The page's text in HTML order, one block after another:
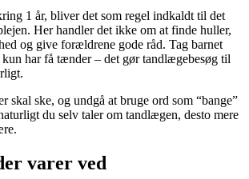
1 år, bliver det som regel indkaldt til det
Her handler det ikke om at finde huller,
og give forældrene gode råd. Tag barnet
kun har få tænder – det gør tandlægebesøg til
skal ske, og undgå at bruge ord som “bange”
du selv taler om tandlægen, desto mere
varer ved